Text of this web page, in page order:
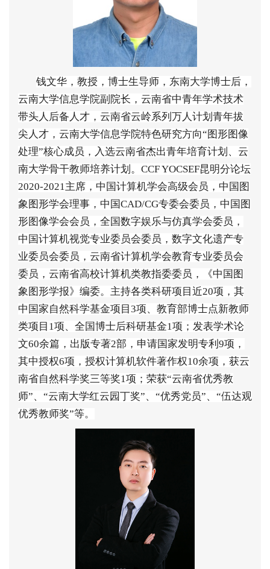
钱文华，教授，博士生导师，东南大学博士后，
云南大学信息学院副院长，云南省中青年学术技术
带头人后备人才，云南省云岭系列万人计划青年拔
尖人才，云南大学信息学院特色研究方向“图形图像
处理”核心成员，入选云南省杰出青年培育计划、云
南大学骨干教师培养计划。 CCF YOCSEF昆明分论坛
2020-2021主席，中国计算机学会高级会员，中国图
象图形学会理事，中国CAD/CG专委会委员，中国图
形图像学会会员，全国数字娱乐与仿真学会委员，
中国计算机视觉专业委员会委员，数字文化遗产专
业委员会委员，云南省计算机学会教育专业委员会
委员，云南省高校计算机类教指委委员，《中国图
象图形学报》编委。主持各类科研项目近20项，其
中国家自然科学基金项目3项、教育部博士点新教师
类项目 1项、全国博士后科研基金1项；发表学术论
文60余篇，出版专著2部，申请国家发明专利 9项，
其中授权6项，授权计算机软件著作权10余项，获云
南省自然科学奖三等奖1项；荣获“云南省优秀教
师”、 “云南大学红云园丁奖”、 “优秀党员”、 “伍达观
优秀教师奖”等。